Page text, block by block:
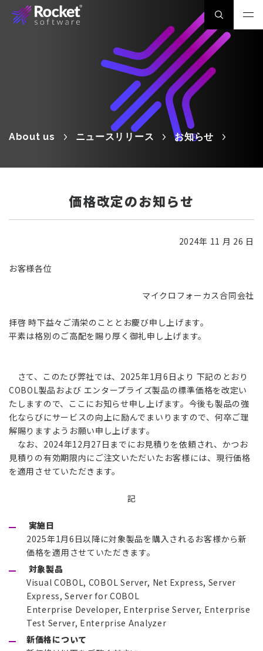
About us ニュースリリース お知らせ
価格改定のお知らせ
2024年 11 月 26 日
お客様各位
マイクロフォーカス合同会社
拝啓 時下益々ご清栄のこととお慶び申し上げます。
平素は格別のご高配を賜り厚く御礼申し上げます。
さて、このたび弊社では、2025年1月6日より 下記のとおり
COBOL製品および エンタープライズ製品の標準価格を改定い
たしますので、ここにお知らせ申し上げます。今後も製品の強
化ならびにサービスの向上に励んでまいりますので、何卒ご理
解賜りますようお願い申し上げます。
なお、2024年12月27日までにお見積りを依頼され、かつお
見積りの有効期限内にご注文いただいたお客様には、現行価格
を適用させていただきます。
記
実施日
2025年1月6日以降に対象製品を購入されるお客様から新
価格を適用させていただきます。
対象製品
Visual COBOL, COBOL Server, Net Express, Server
Express, Server for COBOL
Enterprise Developer, Enterprise Server, Enterprise
Test Server, Enterprise Analyzer
新価格について